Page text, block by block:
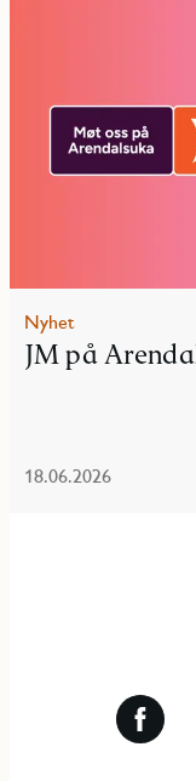
Nyhet
JM på
18.06.2026